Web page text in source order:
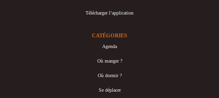
Télécharger l’application
CATÉGORIES
Agenda
Où manger ?
Où dormir ?
Se déplacer